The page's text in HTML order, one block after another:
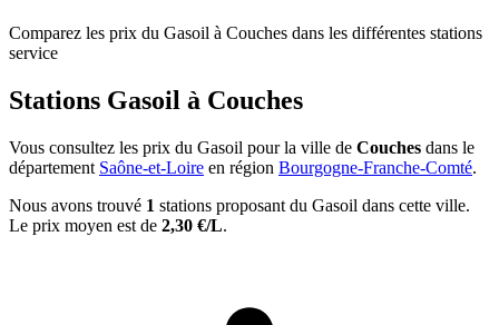
Comparez les prix du Gasoil à Couches dans les différentes stations
service
Stations Gasoil à Couches
Vous consultez les prix du Gasoil pour la ville de Couches dans le
département Saône-et-Loire en région Bourgogne-Franche-Comté.
Nous avons trouvé 1 stations proposant du Gasoil dans cette ville.
Le prix moyen est de 2,30 €/L.